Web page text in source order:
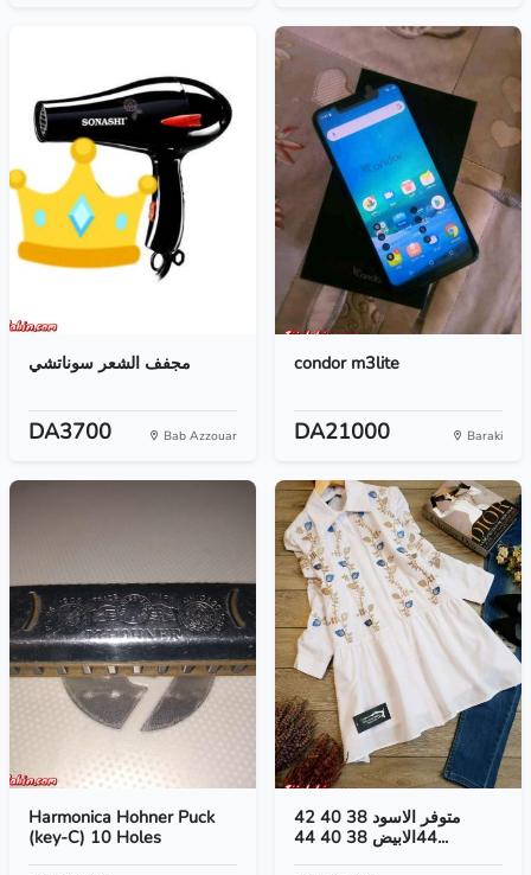
مجفف ‏الشعر ‏سوناتشي
DA3700 Bab Azzouar
condor ‎m3lite
DA21000 Baraki
Harmonica Hohner Puck
(key-C) 10 Holes
متوفر الاسود 38 40 42
44الابيض 38 40 44...